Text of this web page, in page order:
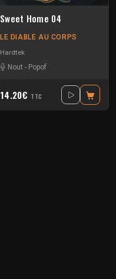
Sweet Home 04
LE DIABLE AU CORPS
Hardtek
Nout - Popof
14.20€ TTC